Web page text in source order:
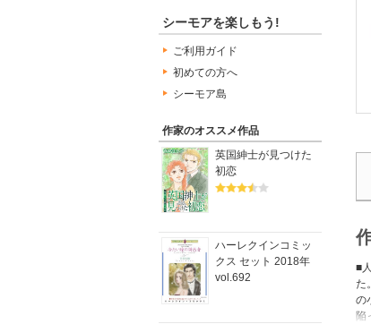
シーモアを楽しもう!
ご利用ガイド
初めての方へ
シーモア島
作家のオススメ作品
英国紳士が見つけた
初恋
ハーレクインコミッ
クス セット 2018年
vol.692
■
た
の
陥